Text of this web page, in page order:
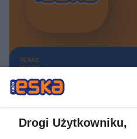
TERAZ
GRAMY
Drogi Użytkowniku,